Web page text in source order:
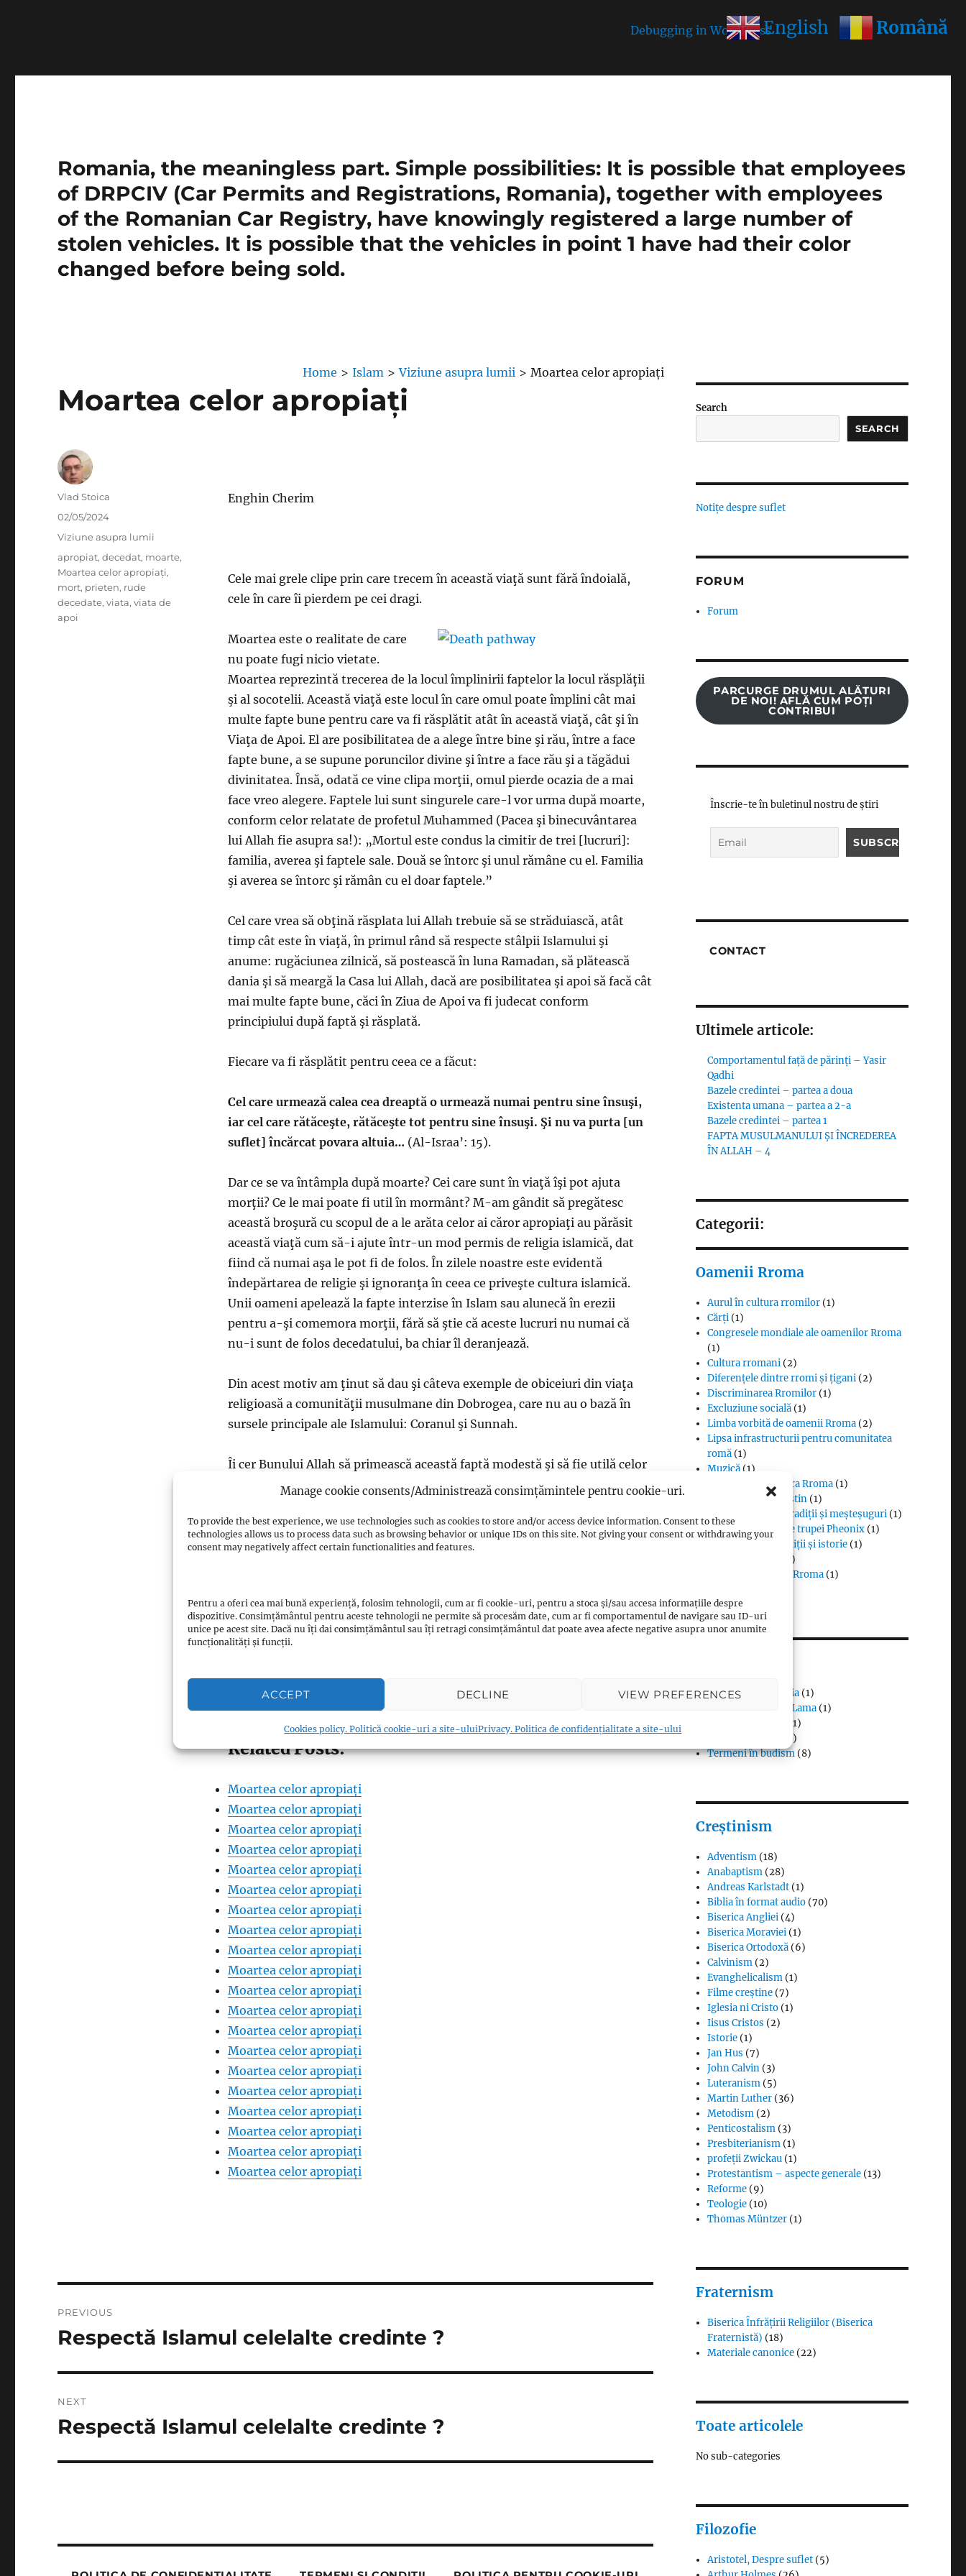
Manage cookie consents/Administrează consimțămintele pentru cookie-uri.
To provide the best experience, we use technologies such as cookies to store and/or access device information. Consent to these
technologies allows us to process data such as browsing behavior or unique IDs on this site. Not giving your consent or withdrawing your
consent may negatively affect certain functionalities and features.
Pentru a oferi cea mai bună experiență, folosim tehnologii, cum ar fi cookie-uri, pentru a stoca și/sau accesa informațiile despre
dispozitive. Consimțământul pentru aceste tehnologii ne permite să procesăm date, cum ar fi comportamentul de navigare sau ID-uri
unice pe acest site. Dacă nu îți dai consimțământul sau îți retragi consimțământul dat poate avea afecte negative asupra unor anumite
funcționalități și funcții.
ACCEPT DECLINE VIEW PREFERENCES
Cookies policy. Politică cookie-uri a site-uluiPrivacy. Politica de confidențialitate a site-ului
Debugging in WordPressfor more information. (This
Romania, the meaningless part. Simple possibilities: It is possible that employees
of DRPCIV (Car Permits and Registrations, Romania), together with employees
of the Romanian Car Registry, have knowingly registered a large number of
stolen vehicles. It is possible that the vehicles in point 1 have had their color
changed before being sold.
Home > Islam > Viziune asupra lumii > Moartea celor apropiați
Moartea celor apropiați
Enghin Cherim
Cele mai grele clipe prin care trecem în această viaţă sunt fără îndoială,
cele în care îi pierdem pe cei dragi.
Moartea este o realitate de care
nu poate fugi nicio vietate.
Moartea reprezintă trecerea de la locul împlinirii faptelor la locul răsplăţii
şi al socotelii. Această viaţă este locul în care omul poate împlini cât mai
multe fapte bune pentru care va fi răsplătit atât în această viaţă, cât şi în
Viaţa de Apoi. El are posibilitatea de a alege între bine şi rău, între a face
fapte bune, a se supune poruncilor divine şi între a face rău şi a tăgădui
divinitatea. Însă, odată ce vine clipa morţii, omul pierde ocazia de a mai
face vreo alegere. Faptele lui sunt singurele care-l vor urma după moarte,
conform celor relatate de profetul Muhammed (Pacea şi binecuvântarea
lui Allah fie asupra sa!): „Mortul este condus la cimitir de trei [lucruri]:
familia, averea şi faptele sale. Două se întorc şi unul rămâne cu el. Familia
şi averea se întorc şi rămân cu el doar faptele.”
Cel care vrea să obţină răsplata lui Allah trebuie să se străduiască, atât
timp cât este în viaţă, în primul rând să respecte stâlpii Islamului şi
anume: rugăciunea zilnică, să postească în luna Ramadan, să plătească
dania şi să meargă la Casa lui Allah, dacă are posibilitatea şi apoi să facă cât
mai multe fapte bune, căci în Ziua de Apoi va fi judecat conform
principiului după faptă şi răsplată.
Fiecare va fi răsplătit pentru ceea ce a făcut:
Cel care urmează calea cea dreaptă o urmează numai pentru sine însuşi,
iar cel care rătăceşte, rătăceşte tot pentru sine însuşi. Şi nu va purta [un
suflet] încărcat povara altuia… (Al-Israa’: 15).
Dar ce se va întâmpla după moarte? Cei care sunt în viaţă îşi pot ajuta
morţii? Ce le mai poate fi util în mormânt? M-am gândit să pregătesc
această broşură cu scopul de a le arăta celor ai căror apropiaţi au părăsit
această viaţă cum să-i ajute într-un mod permis de religia islamică, dat
fiind că numai aşa le pot fi de folos. În zilele noastre este evidentă
îndepărtarea de religie şi ignoranţa în ceea ce priveşte cultura islamică.
Unii oameni apelează la fapte interzise în Islam sau alunecă în erezii
pentru a-şi comemora morţii, fără să ştie că aceste lucruri nu numai că
nu-i sunt de folos decedatului, ba chiar îl deranjează.
Din acest motiv am ţinut să dau şi câteva exemple de obiceiuri din viaţa
religioasă a comunităţii musulmane din Dobrogea, care nu au o bază în
sursele principale ale Islamului: Coranul şi Sunnah.
Îi cer Bunului Allah să primească această faptă modestă şi să fie utilă celor
care o vor citi.
Views: 2
Facebook
Email
Shares
Related Posts:
Moartea celor apropiați
Moartea celor apropiați
Moartea celor apropiați
Moartea celor apropiați
Moartea celor apropiați
Moartea celor apropiați
Moartea celor apropiați
Moartea celor apropiați
Moartea celor apropiați
Moartea celor apropiați
Moartea celor apropiați
Moartea celor apropiați
Moartea celor apropiați
Moartea celor apropiați
Moartea celor apropiați
Moartea celor apropiați
Moartea celor apropiați
Moartea celor apropiați
Moartea celor apropiați
Moartea celor apropiați
Author
Vlad Stoica
Posted
on
02/05/2024
Categories
Viziune asupra lumii
Tags
apropiat,decedat, moarte,
Moartea celor apropiați,
mort, prieten, rude
decedate,viata,viata de
apoi
navigation
PREVIOUS
Previous
Respectă Islamul celelalte credinte ?
NEXT
Next
Respectă Islamul celelalte credinte ?
Search
SEARCH
Notițe despre suflet
FORUM
Forum
PARCURGE DRUMUL ALĂTURI
DE NOI! AFLĂ CUM POȚI
CONTRIBUI
Înscrie-te în buletinul nostru de știri
CONTACT
Ultimele articole:
Comportamentul față de părinți – Yasir
Qadhi
Bazele credintei – partea a doua
Existenta umana – partea a 2-a
Bazele credintei – partea 1
FAPTA MUSULMANULUI ŞI ÎNCREDEREA
ÎN ALLAH – 4
Categorii:
Oamenii Rroma
Aurul în cultura rromilor (1)
Cărți (1)
Congresele mondiale ale oamenilor Rroma
(1)
Cultura rromani (2)
Diferențele dintre rromi și țigani (2)
Discriminarea Rromilor (1)
Excluziune socială (1)
Limba vorbită de oamenii Rroma (2)
Lipsa infrastructurii pentru comunitatea
romă (1)
Muzică(1)
Proverbe din cultura Rroma (1)
Romii și cultul creștin (1)
Rromii căldărari: tradiții și meșteșuguri (1)
Rromii în melodiile trupei Pheonix (1)
Rromii slătari: tradiții și istorie (1)
(1)
Steagul oamenilor Rroma (1)
Budismul în Japonia (1)
Interviuri cu Dalai Lama (1)
(1)
(1)
Termeni în budism(8)
Creștinism
Adventism (18)
Anabaptism (28)
Andreas Karlstadt (1)
Biblia în format audio (70)
Biserica Angliei (4)
Biserica Moraviei (1)
Biserica Ortodoxă (6)
Calvinism (2)
Evanghelicalism (1)
Filme creștine (7)
Iglesia ni Cristo (1)
Iisus Cristos (2)
Istorie (1)
Jan Hus (7)
John Calvin (3)
Luteranism (5)
Martin Luther (36)
Metodism (2)
Penticostalism (3)
Presbiterianism (1)
profeții Zwickau (1)
Protestantism – aspecte generale (13)
Reforme (9)
Teologie (10)
Thomas Müntzer (1)
Fraternism
Biserica Înfrățirii Religiilor (Biserica
Fraternistă) (18)
Materiale canonice (22)
Toate articolele
No sub-categories
Filozofie
Aristotel, Despre suflet (5)
English Română